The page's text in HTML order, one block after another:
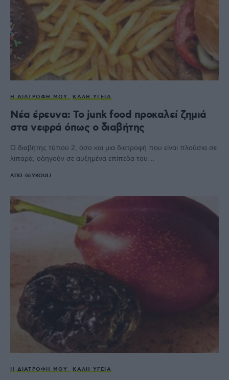
Η ΔΙΑΤΡΟΦΉ ΜΟΥ ΚΑΛΉ ΥΓΕΊΑ
Νέα έρευνα: Το junk food προκαλεί ζημιά
στα νεφρά όπως ο διαβήτης
Ο διαβήτης τύπου 2, όσο και μια διατροφή που είναι πλούσια σε
λιπαρά, οδηγούν σε αυξημένα επίπεδα του…
ΑΠΌ GLYKOULI
Η ΔΙΑΤΡΟΦΉ ΜΟΥ ΚΑΛΉ ΥΓΕΊΑ